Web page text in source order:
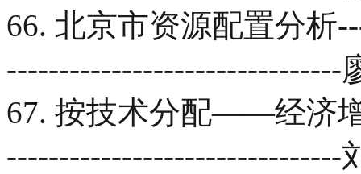
66. 北京市资源配置分析
--------------------------------
67. 按技术分配——经济
--------------------------------